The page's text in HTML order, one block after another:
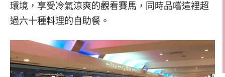
環境，享受冷氣涼爽的觀看賽馬，同時品嚐這裡超
過六十種料理的自助餐。